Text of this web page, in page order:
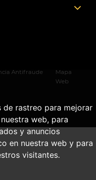
rastreo para mejorar
web, para
y anuncios
en nuestra web y para
visitantes.
Antifraude
Mapa
Web